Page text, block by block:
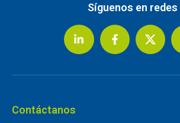
Síguenos en redes
Contáctanos